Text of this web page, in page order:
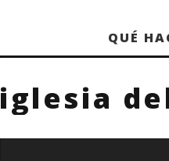
QUÉ
iglesia